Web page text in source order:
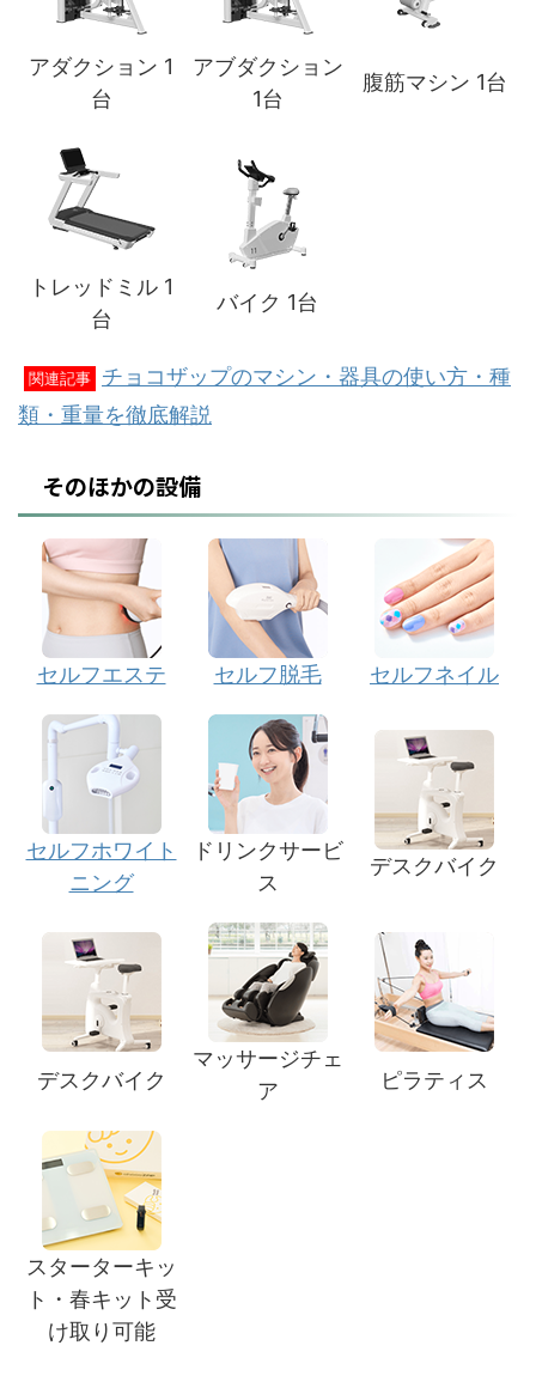
アダクション 1
台
アブダクション
1台
腹筋マシン 1台
トレッドミル 1
台
バイク 1台
関連記事
チョコザップのマシン・器具の使い方・種
類・重量を徹底解説
そのほかの設備
セルフエステ セルフ脱毛 セルフネイル
セルフホワイト
ニング
ドリンクサービ
ス
デスクバイク
デスクバイク
マッサージチェ
ア
ピラティス
スターターキッ
ト・春キット受
け取り可能